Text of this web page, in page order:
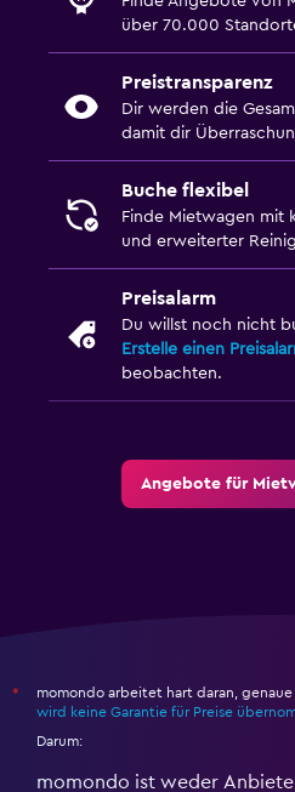
über 70.000
Preistransparenz
Dir werden die
damit dir
Buche flexibel
Finde Mietwagen mit
und erweiterter
Preisalarm
Du willst noch nicht
Erstelle einen
beobachten.
Angebote für
*
momondo arbeitet hart daran,
wird keine Garantie für Preise
Darum:
momondo ist weder